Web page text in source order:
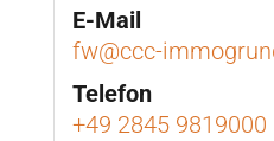
E-Mail
fw@ccc-
Telefon
+49 2845 9819000